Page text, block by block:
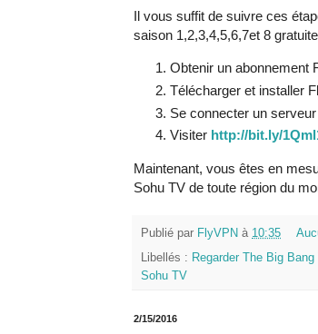
Il vous suffit de suivre ces
saison 1,2,3,4,5,6,7et 8
Obtenir un abonnement
Télécharger et installer
Se connecter un
Visiter http://bit.ly/
Maintenant, vous êtes en
Sohu TV de toute région du
Publié par FlyVPN à 10:35
Libellés : Regarder The Big
Sohu TV
2/15/2016